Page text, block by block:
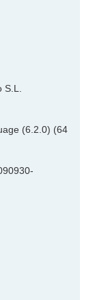
(6.2.0) (64